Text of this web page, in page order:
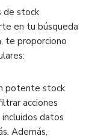
de stock
en tu búsqueda
te proporciono
potente stock
acciones
datos
Además,